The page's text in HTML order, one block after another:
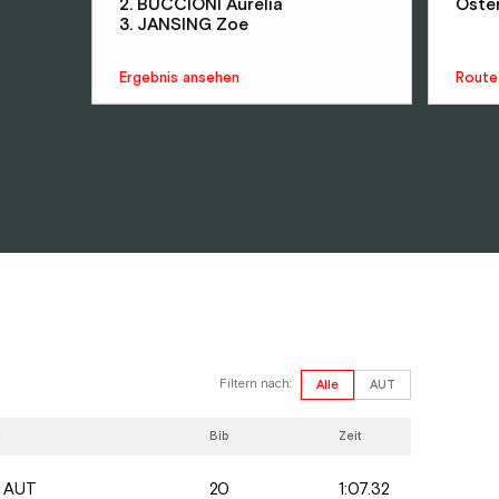
2. BUCCIONI Aurelia
3. JANSING Zoe
Ergebnis ansehen
Filtern nach: Alle AUT
Bib Zeit
AUT 20 1:07.32